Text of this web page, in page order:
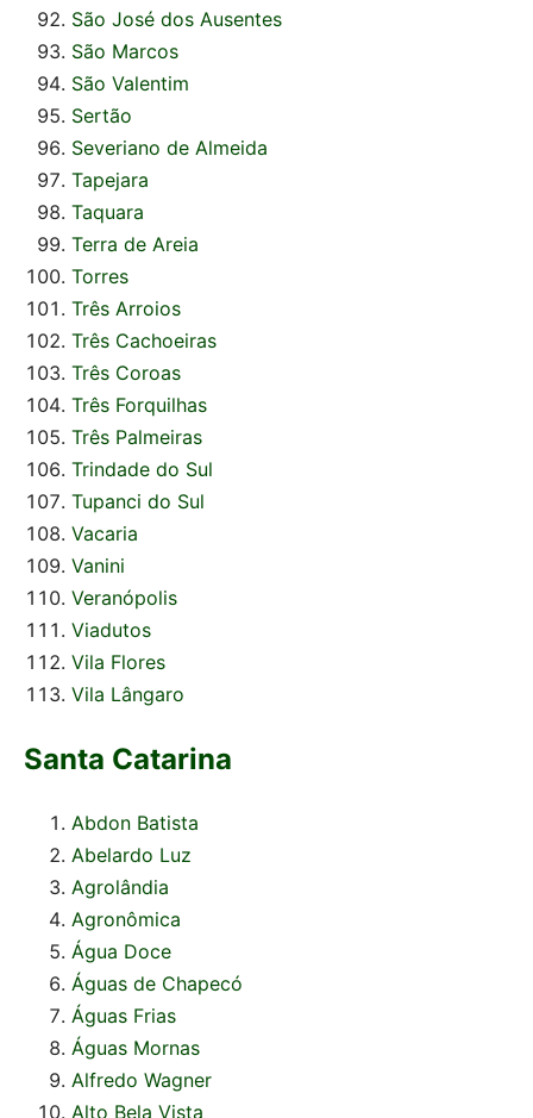
São José dos Ausentes
São Marcos
São Valentim
Sertão
Severiano de Almeida
Tapejara
Taquara
Terra de Areia
Torres
Três Arroios
Três Cachoeiras
Três Coroas
Três Forquilhas
Três Palmeiras
Trindade do Sul
Tupanci do Sul
Vacaria
Vanini
Veranópolis
Viadutos
Vila Flores
Vila Lângaro
Santa Catarina
Abdon Batista
Abelardo Luz
Agrolândia
Agronômica
Água Doce
Águas de Chapecó
Águas Frias
Águas Mornas
Alfredo Wagner
Alto Bela Vista